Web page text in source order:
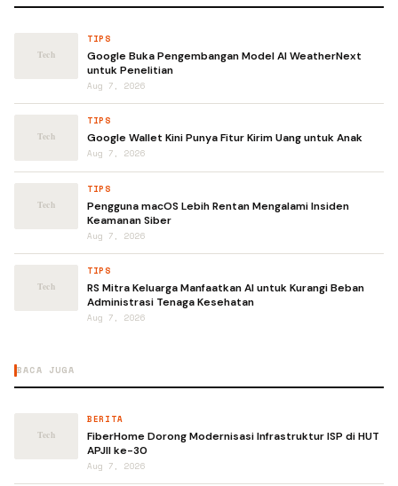
TIPS
Google Buka Pengembangan Model AI WeatherNext
untuk Penelitian
Aug 7, 2026
TIPS
Google Wallet Kini Punya Fitur Kirim Uang untuk Anak
Aug 7, 2026
TIPS
Pengguna macOS Lebih Rentan Mengalami Insiden
Keamanan Siber
Aug 7, 2026
TIPS
RS Mitra Keluarga Manfaatkan AI untuk Kurangi Beban
Administrasi Tenaga Kesehatan
Aug 7, 2026
BACA JUGA
BERITA
FiberHome Dorong Modernisasi Infrastruktur ISP di HUT
APJII ke-30
Aug 7, 2026